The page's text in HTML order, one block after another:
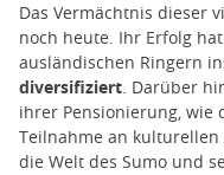
Das Vermächtnis dieser
noch heute. Ihr Erfolg
ausländischen Ringern
diversifiziert. Darüber
ihrer Pensionierung, wie
Teilnahme an
die Welt des Sumo und